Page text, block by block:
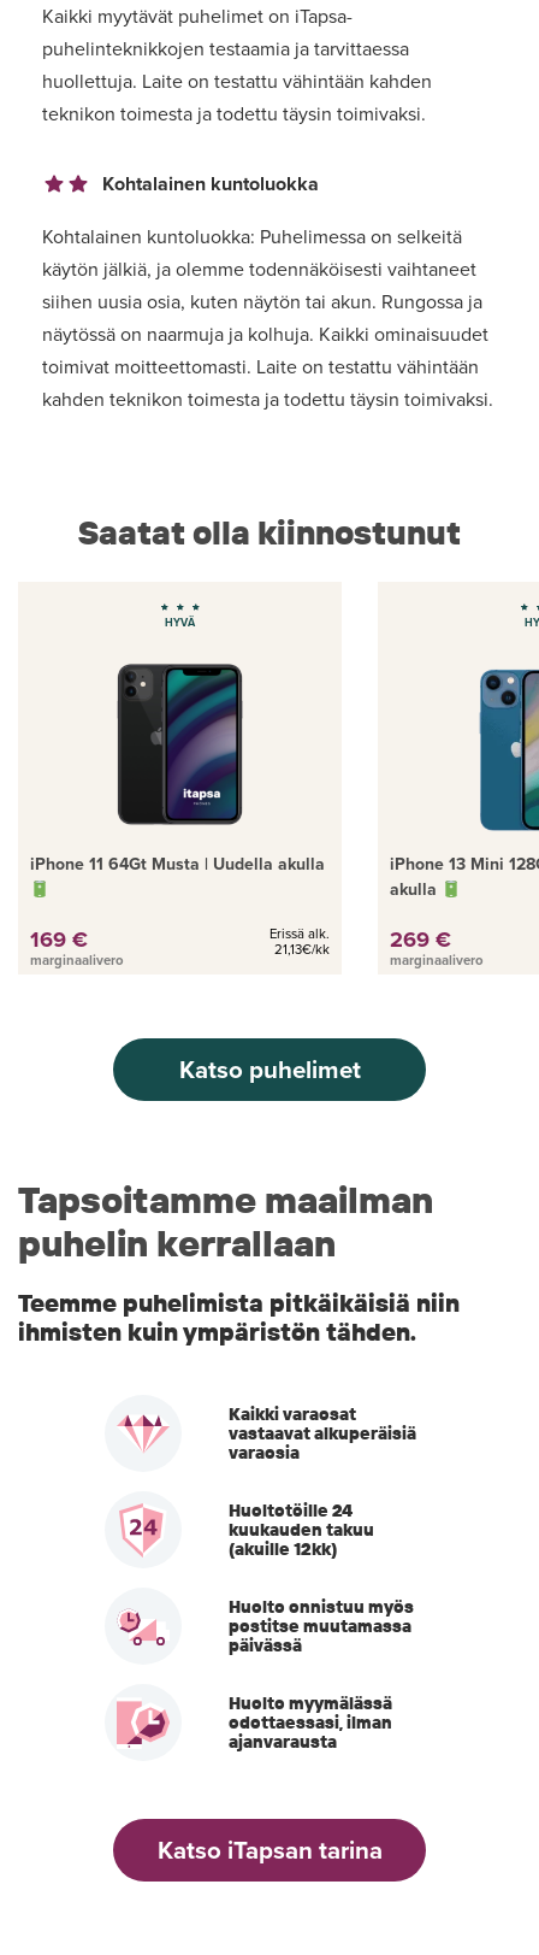
Kaikki myytävät puhelimet on iTapsa-
puhelinteknikkojen testaamia ja tarvittaessa
huollettuja. Laite on testattu vähintään kahden
teknikon toimesta ja todettu täysin toimivaksi.
Kohtalainen kuntoluokka
Kohtalainen kuntoluokka: Puhelimessa on selkeitä
käytön jälkiä, ja olemme todennäköisesti vaihtaneet
siihen uusia osia, kuten näytön tai akun. Rungossa ja
näytössä on naarmuja ja kolhuja. Kaikki ominaisuudet
toimivat moitteettomasti. Laite on testattu vähintään
kahden teknikon toimesta ja todettu täysin toimivaksi.
Saatat olla kiinnostunut
HYVÄ
iPhone 11 64Gt Musta | Uudella akulla
169 €
marginaalivero
Erissä alk.
21,13€/kk
iPhone 13 Mini
akulla
269 €
marginaalivero
Katso puhelimet
Tapsoitamme maailman
puhelin kerrallaan
Teemme puhelimista pitkäikäisiä niin
ihmisten kuin ympäristön tähden.
Kaikki varaosat
vastaavat alkuperäisiä
varaosia
Huoltotöille 24
kuukauden takuu
(akuille 12kk)
Huolto onnistuu myös
postitse muutamassa
päivässä
Huolto myymälässä
odottaessasi, ilman
ajanvarausta
Katso iTapsan tarina